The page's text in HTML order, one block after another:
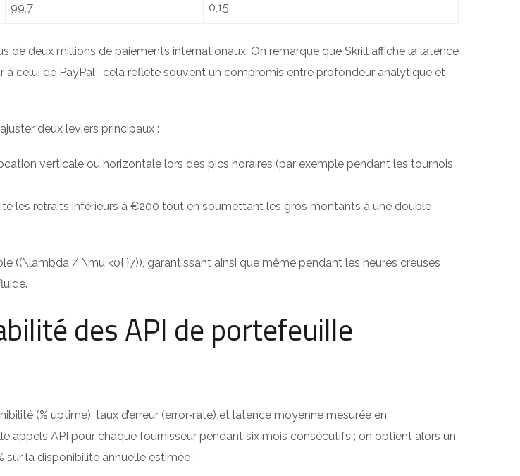
99,7 0,15
de deux millions de paiements internationaux. On remarque que Skrill affiche la latence
celui de PayPal ; cela reflète souvent un compromis entre profondeur analytique et
deux leviers principaux :
verticale ou horizontale lors des pics horaires (par exemple pendant les tournois
les retraits inférieurs à €200 tout en soumettant les gros montants à une double
((\lambda / \mu <0{,}7)), garantissant ainsi que même pendant les heures creuses
des API de portefeuille
(% uptime), taux d’erreur (error‑rate) et latence moyenne mesurée en
appels API pour chaque fournisseur pendant six mois consécutifs ; on obtient alors un
la disponibilité annuelle estimée :